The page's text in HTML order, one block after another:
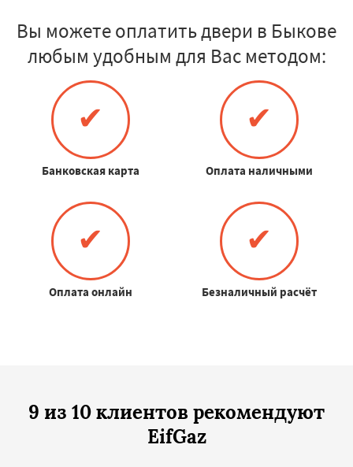
Вы можете оплатить двери в Быкове
любым удобным для Вас методом:
✔
Банковская карта
✔
Оплата наличными
✔
Оплата онлайн
✔
Безналичный расчёт
9 из 10 клиентов рекомендуют
EifGaz